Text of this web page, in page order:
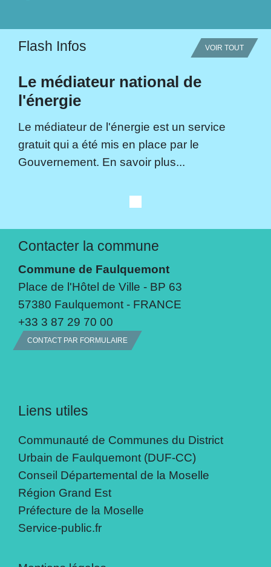
Flash Infos VOIR TOUT
Le médiateur national de
l'énergie
Le médiateur de l'énergie est un service
gratuit qui a été mis en place par le
Gouvernement. En savoir plus...
Contacter la commune
Commune de Faulquemont
Place de l'Hôtel de Ville - BP 63
57380 Faulquemont - FRANCE
+33 3 87 29 70 00
CONTACT PAR FORMULAIRE
Liens utiles
Communauté de Communes du District
Urbain de Faulquemont (DUF-CC)
Conseil Départemental de la Moselle
Région Grand Est
Préfecture de la Moselle
Service-public.fr